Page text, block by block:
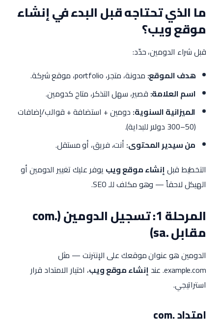
ما الذي تحتاجه قبل البدء في إنشاء
موقع ويب؟
قبل شراء الدومين، حدّد:
هدف الموقع: مدونة، متجر، portfolio، موقع شركة.
اسم العلامة: قصير، سهل التذكر، متاح كدومين.
الميزانية السنوية: دومين + استضافة + قوالب/إضافات
(50–300 دولار للبداية).
من سيدير المحتوى: أنت، فريق، أو مستقل.
التخطيط قبلإنشاء موقع ويب يوفر عليك تغيير الدومين أو
الهيكل لاحقاً — وهو مكلف للـ SEO.
المرحلة 1: تسجيل الدومين (.com
مقابل .sa)
الدومين هو عنوان موقعك على الإنترنت — مثل
example.com. عند
إنشاء موقع ويب، اختيار الامتداد قرار
استراتيجي.
امتداد .com